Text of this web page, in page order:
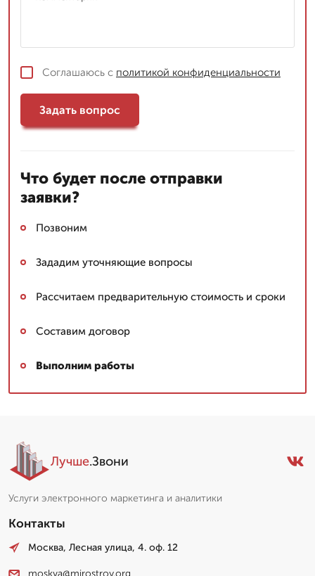
Соглашаюсь с политикой конфиденциальности
Задать вопрос
Что будет после отправки
заявки?
Позвоним
Зададим уточняющие вопросы
Рассчитаем предварительную стоимость и сроки
Составим договор
Выполним работы
Лучше.Звони
Услуги электронного маркетинга и аналитики
Контакты
Москва, Лесная улица, 4. оф. 12
moskva@mirostroy.org